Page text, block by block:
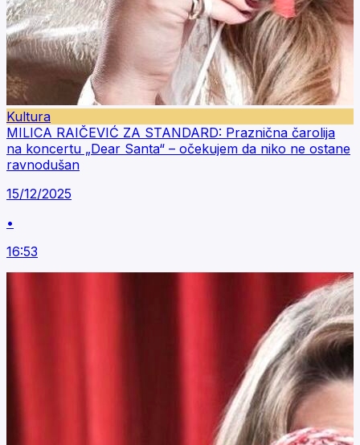
Kultura
MILICA RAIČEVIĆ ZA STANDARD: Praznična čarolija
na koncertu „Dear Santa“ – očekujem da niko ne ostane
ravnodušan
15/12/2025
•
16:53